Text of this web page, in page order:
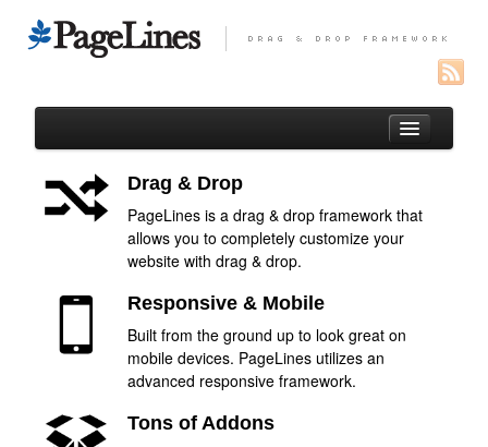
Paysages réunionnais
Oiseaux de l’Océan Indien
Entomofaune de la Réunion
Drag & Drop
PageLines is a drag & drop framework that
allows you to completely customize your
website with drag & drop.
Responsive & Mobile
Built from the ground up to look great on
mobile devices. PageLines utilizes an
advanced responsive framework.
Tons of Addons